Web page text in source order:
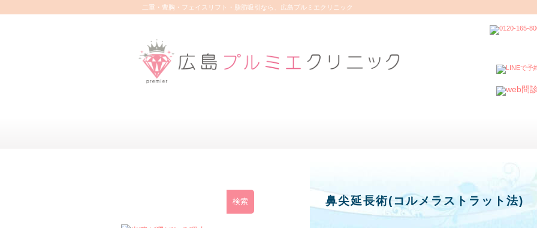
二重・豊胸・フェイスリフト・脂肪吸引なら、広島プルミエクリニック
鼻尖延長術(コルメラストラット法)